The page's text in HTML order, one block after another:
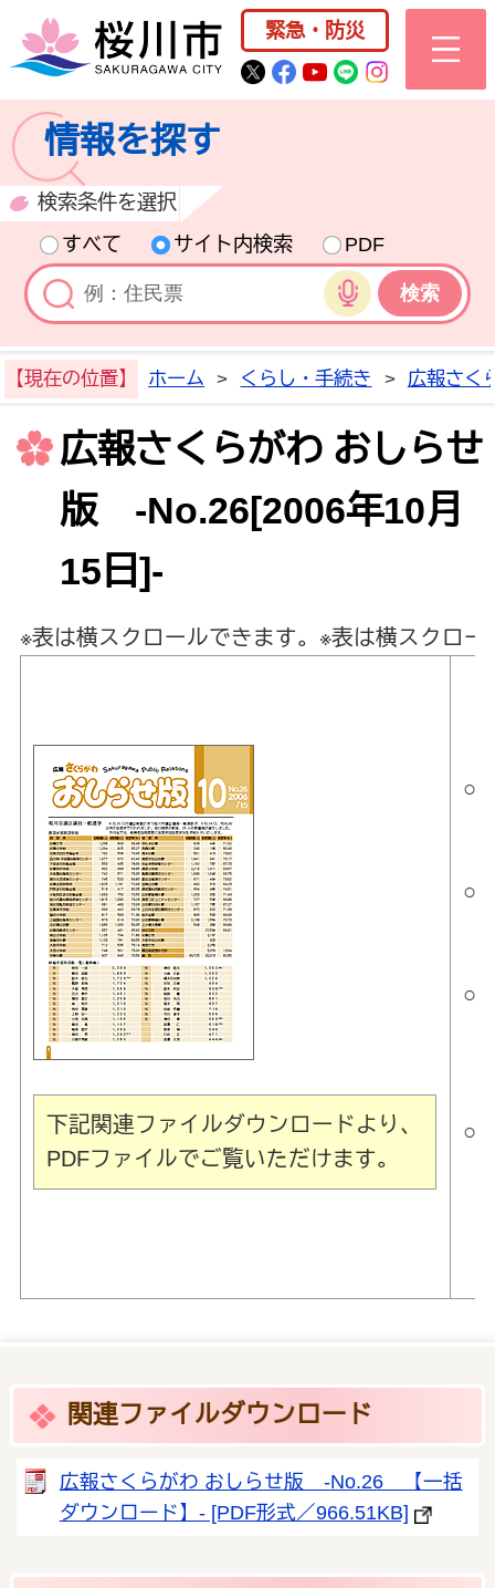
桜川市公式ホー
緊急・防災
桜川市公式Twitter
桜川市公式
桜川市公式
桜川市公式
情報を探す
検索条件を選択
すべて
サイト内検索
PDF
音声検索
【現在の位置】 ホーム > くらし・手続き > 広報さく
広報さくらがわ おしらせ
版 -No.26[2006年10月
15日]-
※表は横スクロールできます。 ※表は横スクロー
下記関連ファイルダウンロードより、
PDFファイルでご覧いただけます。
○
○
○
関連ファイルダウンロード
広報さくらがわ おしらせ版 -No.26 【一括
ダウンロード】- [PDF形式／966.51KB]